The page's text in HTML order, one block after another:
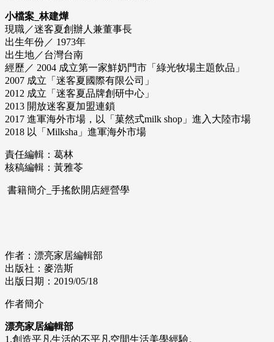
小檔案_林建燁
現職／迷客夏創辦人兼董事長
出生年份／ 1973年
出生地／台灣台南
經歷／ 2004 成立第一家鮮奶門市「綠光牧場主題飲品」
2007 成立「迷客夏國際有限公司」
2012 成立「迷客夏品牌創研中心」
2013 開放迷客夏加盟連鎖
2017 進軍海外市場，以「菓然式milk shop」進入大陸市場
2018 以「Milksha」進軍海外市場
責任編輯：葛林
核稿編輯：黃雅苓
書籍簡介_手搖飲開店經營學
作者：漂亮家居編輯部
出版社：麥浩斯
出版日期：2019/05/18
作者簡介
漂亮家居編輯部
1.創造平凡生活的不平凡空間生活美學經驗。